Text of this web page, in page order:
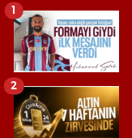
1
2